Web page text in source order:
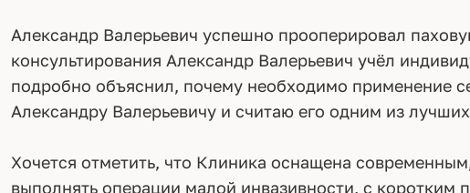
Александр Валерьевич успешно прооперировал
консультирования Александр Валерьевич учёл
подробно объяснил, почему необходимо применение
Александру Валерьевичу и считаю его одним из
Хочется отметить, что Клиника оснащена
выполнять операции малой инвазивности, с коротким